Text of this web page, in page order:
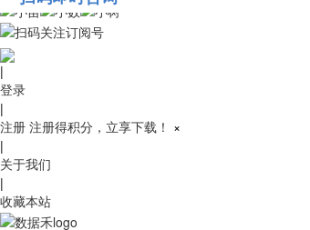
010-53689091
|
登录
|
注册 注册得积分，立享下载！ ×
|
关于我们
|
收藏本站